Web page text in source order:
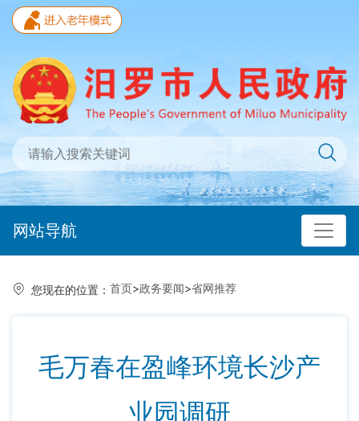
网站导航
您现在的位置： 首页>政务要闻>省网推荐
毛万春在盈峰环境长沙产
业园调研